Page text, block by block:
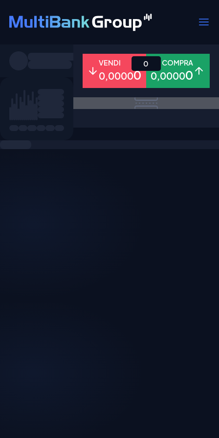
Tutti Forex Metalli Azioni
VENDI
0,00000
COMPRA
0,00000
0